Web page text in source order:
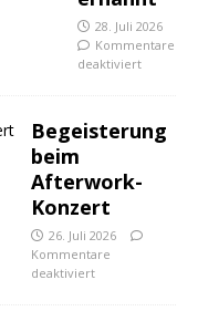
28. Juli 2026
Kommentare
deaktiviert
Begeisterung
beim
Afterwork-
Konzert
26. Juli 2026
Kommentare
deaktiviert